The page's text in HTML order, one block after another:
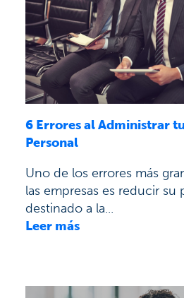
6 Errores al Administrar
Personal
Uno de los errores más
las empresas es reducir su
destinado a la...
Leer más